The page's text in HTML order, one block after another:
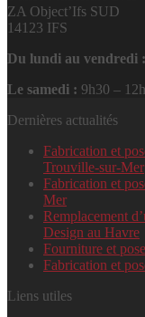
ZA Object’Ifs SUD
14123 IFS
Du lundi au vendredi :
Le samedi : 9h30 – 12h
Dernières actualités
Fabrication et
Trouville-sur-Mer
Fabrication et
Mer
Remplacement
Design au Havre
Fourniture et
Fabrication et
Liens utiles